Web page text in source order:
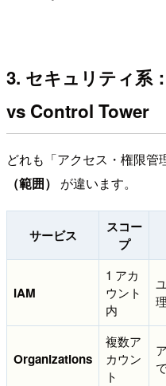
3. セキュリティ系
vs Control Tower
どれも「アクセス・権限管
（範囲）
が違います。
サービス
スコー
プ
IAM
1 アカ
ウント
内
理
Organizations
複数ア
カウン
ト